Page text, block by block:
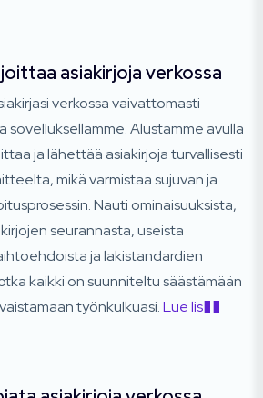
asiakirjoja verkossa
verkossa vaivattomasti
sovelluksellamme. Alustamme avulla
ja lähettää asiakirjoja turvallisesti
mikä varmistaa sujuvan ja
Nauti ominaisuuksista,
seurannasta, useista
ja lakistandardien
kaikki on suunniteltu säästämään
työnkulkuasi.Lue lis��